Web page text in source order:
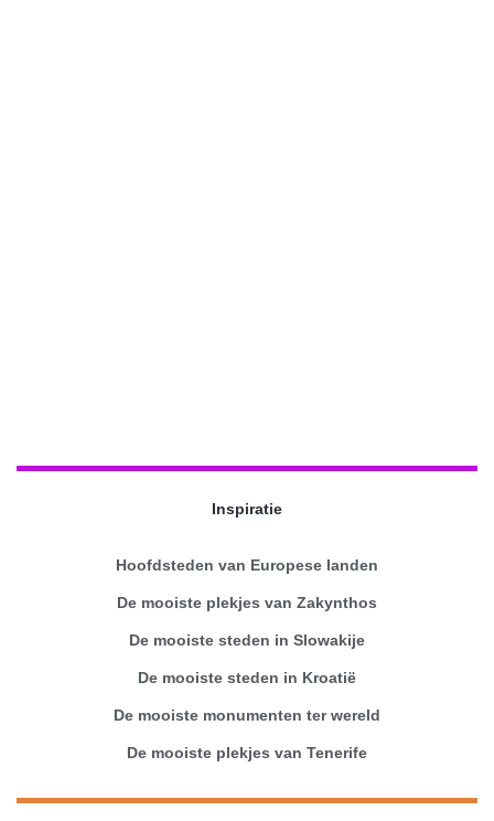
Inspiratie
Hoofdsteden van Europese landen
De mooiste plekjes van Zakynthos
De mooiste steden in Slowakije
De mooiste steden in Kroatië
De mooiste monumenten ter wereld
De mooiste plekjes van Tenerife